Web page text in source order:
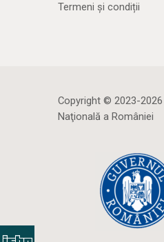
Termeni și condiții
Copyright © 2023-
Naţională a României